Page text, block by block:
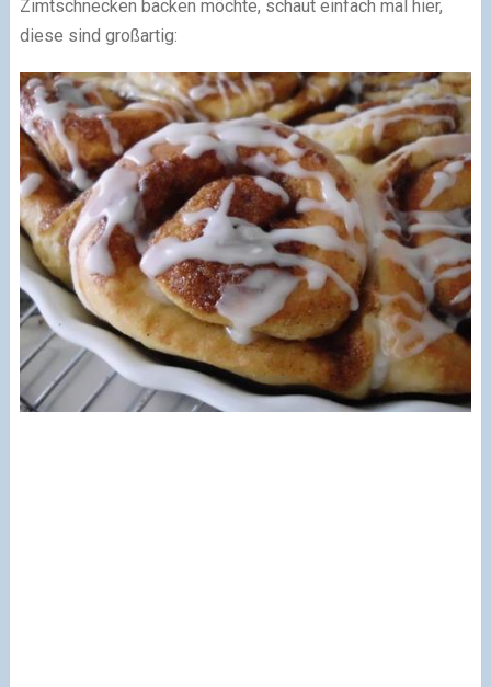
Zimtschnecken backen möchte, schaut einfach mal hier,
diese sind großartig: